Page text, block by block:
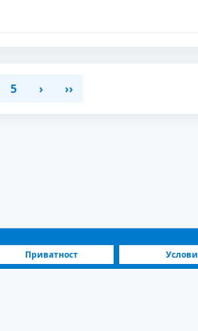
5 › ››
Приватност Услови